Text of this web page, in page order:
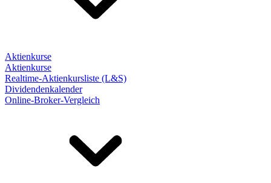
Aktienkurse
Aktienkurse
Realtime-Aktienkursliste (L&S)
Dividendenkalender
Online-Broker-Vergleich